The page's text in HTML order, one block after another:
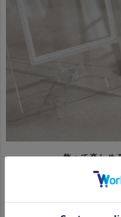
飾って楽し
無料でアクリルのスタンドをお